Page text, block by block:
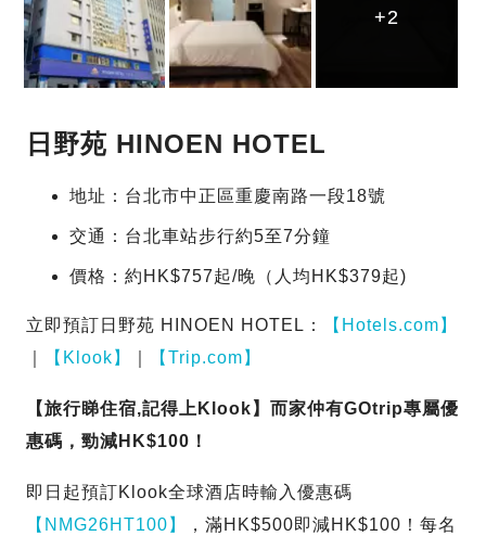
+2
+2
+2
日野苑 HINOEN HOTEL
地址：台北市中正區重慶南路一段18號
交通：台北車站步行約5至7分鐘
價格：約HK$757起/晚（人均HK$379起)
立即預訂日野苑 HINOEN HOTEL：
【Hotels.com】
【Klook】 【Trip.com】
【旅行睇住宿,記得上Klook】而家仲有GOtrip專屬優
惠碼，勁減HK$100！
即日起預訂Klook全球酒店時輸入優惠碼
【NMG26HT100】
，滿HK$500即減HK$100！每名